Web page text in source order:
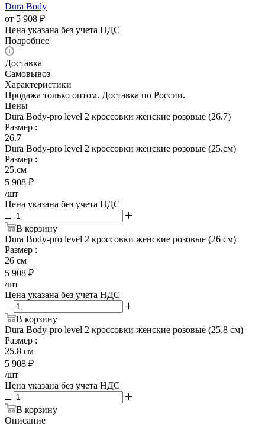
Dura Body
от 5 908 ₽
Цена указана без учета НДС
Подробнее
Доставка
Самовывоз
Характеристики
Продажа только оптом. Доставка по России.
Цены
Dura Body-pro level 2 кроссовки женские розовые (26.7)
Размер :
26.7
Dura Body-pro level 2 кроссовки женские розовые (25.см)
Размер :
25.см
5 908 ₽
/шт
Цена указана без учета НДС
В корзину
Dura Body-pro level 2 кроссовки женские розовые (26 см)
Размер :
26 см
5 908 ₽
/шт
Цена указана без учета НДС
В корзину
Dura Body-pro level 2 кроссовки женские розовые (25.8 см)
Размер :
25.8 см
5 908 ₽
/шт
Цена указана без учета НДС
В корзину
Описание